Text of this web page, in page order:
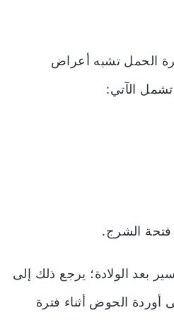
الحمل تشبه أعراض
الآتي:
فتحة الشرج.
بعد الولادة؛ يرجع ذلك إلى
الحوض أثناء فترة